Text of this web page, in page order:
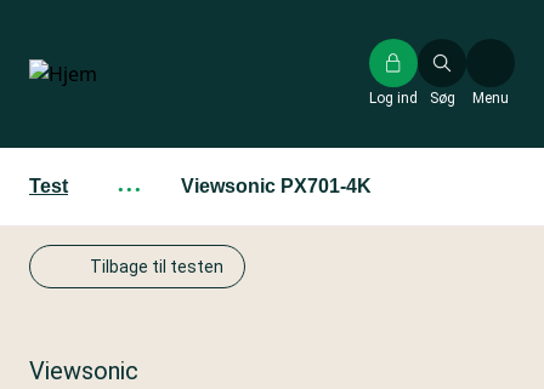
hovedindhold
Søg
Log ind Menu
Test ··· Viewsonic PX701-4K
Tilbage til testen
Viewsonic